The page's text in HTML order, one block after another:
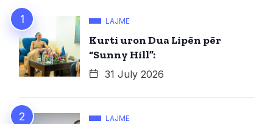
LAJME
Kurti uron Dua Lipën për
“Sunny Hill”:
31 July 2026
LAJME